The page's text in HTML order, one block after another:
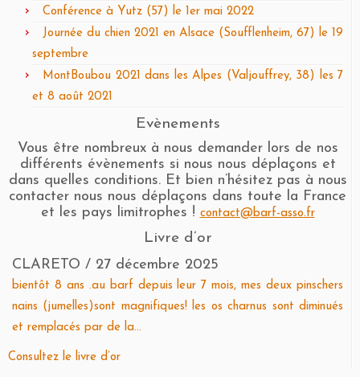
Conférence à Yutz (57) le 1er mai 2022
Journée du chien 2021 en Alsace (Soufflenheim, 67) le 19
septembre
MontBoubou 2021 dans les Alpes (Valjouffrey, 38) les 7
et 8 août 2021
Evènements
Vous être nombreux à nous demander lors de nos
différents évènements si nous nous déplaçons et
dans quelles conditions. Et bien n’hésitez pas à nous
contacter nous nous déplaçons dans toute la France
et les pays limitrophes ! contact@barf-asso.fr
Livre d’or
CLARETO / 27 décembre 2025
bientôt 8 ans .au barf depuis leur 7 mois, mes deux pinschers
nains (jumelles)sont magnifiques! les os charnus sont diminués
et remplacés par de la...
Consultez le livre d’or